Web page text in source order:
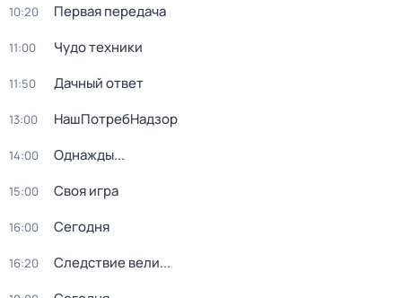
10:20 Первая передача
11:00 Чудо техники
11:50 Дачный ответ
13:00 НашПотребНадзор
14:00 Однажды...
15:00 Своя игра
16:00 Сегодня
16:20 Следствие вели...